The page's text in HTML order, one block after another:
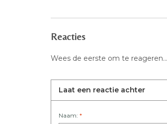
Reacties
Wees de eerste om te reageren...
Laat een reactie achter
Naam: *